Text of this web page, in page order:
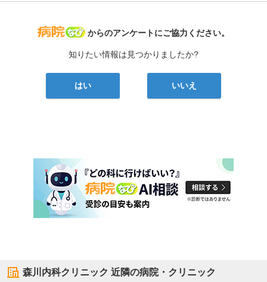
病院なび
からのアンケートにご協力ください。
知りたい情報は見つかりましたか?
はい いいえ
森川内科クリニック 近隣の病院・クリニック